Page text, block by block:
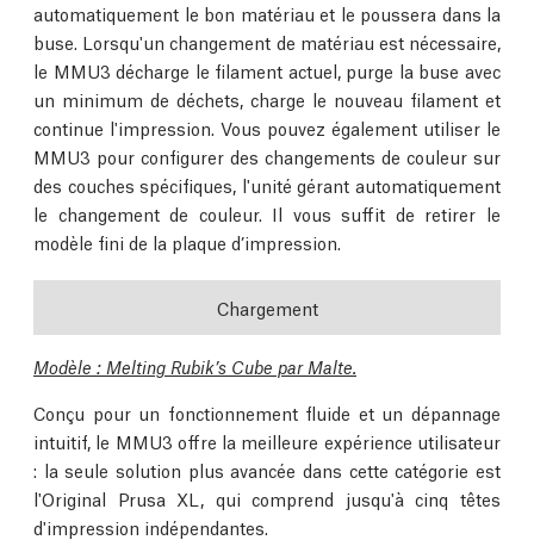
automatiquement le bon matériau et le poussera dans la
buse. Lorsqu'un changement de matériau est nécessaire,
le MMU3 décharge le filament actuel, purge la buse avec
un minimum de déchets, charge le nouveau filament et
continue l'impression. Vous pouvez également utiliser le
MMU3 pour configurer des changements de couleur sur
des couches spécifiques, l'unité gérant automatiquement
le changement de couleur. Il vous suffit de retirer le
modèle fini de la plaque d’impression.
Chargement
Modèle : Melting Rubik’s Cube par Malte.
Conçu pour un fonctionnement fluide et un dépannage
intuitif, le MMU3 offre la meilleure expérience utilisateur
: la seule solution plus avancée dans cette catégorie est
l'Original Prusa XL, qui comprend jusqu'à cinq têtes
d'impression indépendantes.